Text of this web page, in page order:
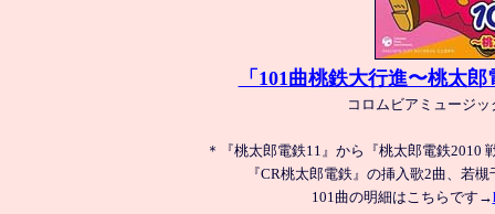
「101曲桃鉄大行進〜桃太
コロムビアミュージ
＊『桃太郎電鉄11』から『桃太郎電鉄2010
『CR桃太郎電鉄』の挿入歌2曲、若
101曲の明細はこちらです→